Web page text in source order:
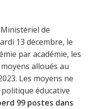
de
13 décembre, le
par académie, les
alloués au
Les moyens ne
éducative
99 postes dans